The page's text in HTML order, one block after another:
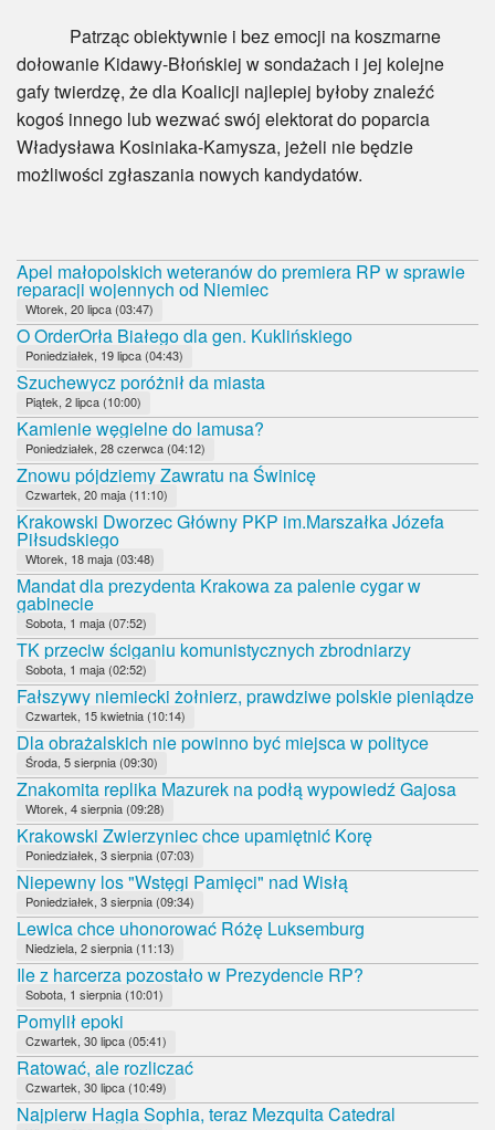
Patrząc obiektywnie i bez emocji na koszmarne
dołowanie Kidawy-Błońskiej w sondażach i jej kolejne
gafy twierdzę, że dla Koalicji najlepiej byłoby znaleźć
kogoś innego lub wezwać swój elektorat do poparcia
Władysława Kosiniaka-Kamysza, jeżeli nie będzie
możliwości zgłaszania nowych kandydatów.
Apel małopolskich weteranów do premiera RP w sprawie
reparacji wojennych od Niemiec
Wtorek, 20 lipca (03:47)
O OrderOrła Białego dla gen. Kuklińskiego
Poniedziałek, 19 lipca (04:43)
Szuchewycz poróżnił da miasta
Piątek, 2 lipca (10:00)
Kamienie węgielne do lamusa?
Poniedziałek, 28 czerwca (04:12)
Znowu pójdziemy Zawratu na Świnicę
Czwartek, 20 maja (11:10)
Krakowski Dworzec Główny PKP im.Marszałka Józefa
Piłsudskiego
Wtorek, 18 maja (03:48)
Mandat dla prezydenta Krakowa za palenie cygar w
gabinecie
Sobota, 1 maja (07:52)
TK przeciw ściganiu komunistycznych zbrodniarzy
Sobota, 1 maja (02:52)
Fałszywy niemiecki żołnierz, prawdziwe polskie pieniądze
Czwartek, 15 kwietnia (10:14)
Dla obrażalskich nie powinno być miejsca w polityce
Środa, 5 sierpnia (09:30)
Znakomita replika Mazurek na podłą wypowiedź Gajosa
Wtorek, 4 sierpnia (09:28)
Krakowski Zwierzyniec chce upamiętnić Korę
Poniedziałek, 3 sierpnia (07:03)
Niepewny los "Wstęgi Pamięci" nad Wisłą
Poniedziałek, 3 sierpnia (09:34)
Lewica chce uhonorować Różę Luksemburg
Niedziela, 2 sierpnia (11:13)
Ile z harcerza pozostało w Prezydencie RP?
Sobota, 1 sierpnia (10:01)
Pomylił epoki
Czwartek, 30 lipca (05:41)
Ratować, ale rozliczać
Czwartek, 30 lipca (10:49)
Najpierw Hagia Sophia, teraz Mezquita Catedral